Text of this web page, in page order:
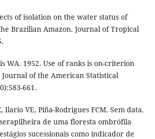
of isolation on the water status of
Brazilian Amazon. Journal of Tropical
WA. 1952. Use of ranks is on-criterion
of the American Statistical
661.
Ilario VE, Piña-Rodrigues FCM. Sem data.
de uma floresta ombrófila
sucessionais como indicador de